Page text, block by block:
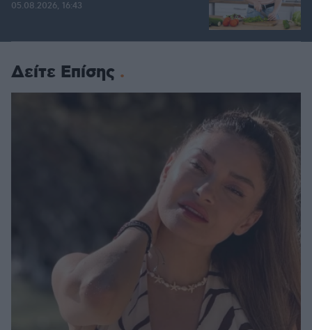
05.08.2026, 16:43
Δείτε Επίσης